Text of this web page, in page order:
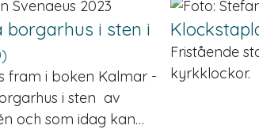
borgarhus i sten i
fram i boken Kalmar -
i sten av
och som idag kan…
Fristående
kyrkklockor.